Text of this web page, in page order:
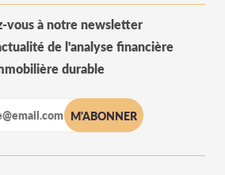
vous à notre newsletter
de l'analyse financière
durable